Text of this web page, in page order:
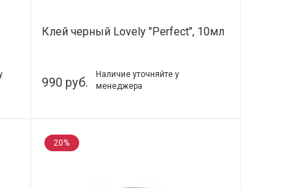
Клей черный Lovely "Perfect", 10мл
990 руб.
Наличие уточняйте у
менеджера
20%